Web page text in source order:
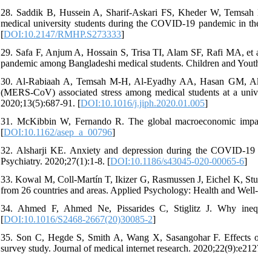
28. Saddik B, Hussein A, Sharif-Askari FS, Kheder W,
medical university students during the COVID-19 pandemic in
[DOI:10.2147/RMHP.S273333]
29. Safa F, Anjum A, Hossain S, Trisa TI, Alam SF, Rafi MA,
pandemic among Bangladeshi medical students. Children and
30. Al-Rabiaah A, Temsah M-H, Al-Eyadhy AA, Hasan GM,
(MERS-CoV) associated stress among medical students at a
2020;13(5):687-91. [DOI:10.1016/j.jiph.2020.01.005]
31. McKibbin W, Fernando R. The global macroeconomic
[DOI:10.1162/asep_a_00796]
32. Alsharji KE. Anxiety and depression during the COVID-
Psychiatry. 2020;27(1):1-8. [DOI:10.1186/s43045-020-00065-6]
33. Kowal M, Coll‐Martín T, Ikizer G, Rasmussen J, Eichel K,
from 26 countries and areas. Applied Psychology: Health and
34. Ahmed F, Ahmed Ne, Pissarides C, Stiglitz J. Why
[DOI:10.1016/S2468-2667(20)30085-2]
35. Son C, Hegde S, Smith A, Wang X, Sasangohar F.
survey study. Journal of medical internet research.